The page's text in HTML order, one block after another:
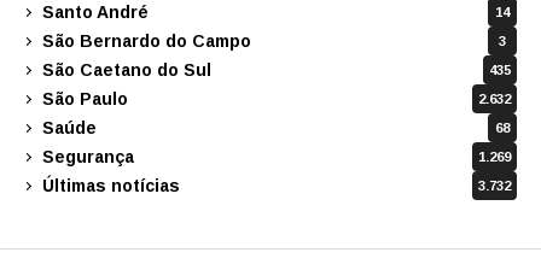
Santo André 14
São Bernardo do Campo 3
São Caetano do Sul 435
São Paulo 2.632
Saúde 68
Segurança 1.269
Últimas notícias 3.732